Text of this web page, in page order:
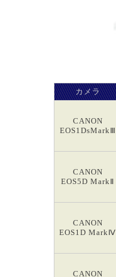
カメラ
CANON
EOS1DsMarkⅢ
CANON
EOS5D MarkⅡ
CANON
EOS1D MarkⅣ
CANON